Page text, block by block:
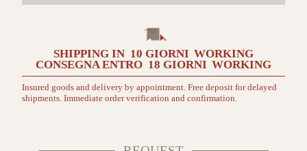
SHIPPING IN 10 GIORNI WORKING
CONSEGNA ENTRO 18 GIORNI WORKING
Insured goods and delivery by appointment. Free deposit for delayed
shipments. Immediate order verification and confirmation.